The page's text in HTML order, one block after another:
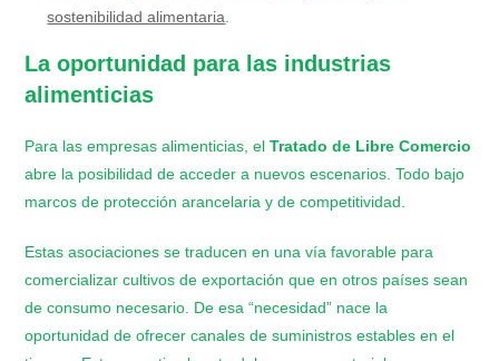
sostenibilidad alimentaria.
La oportunidad para las industrias
alimenticias
Para las empresas alimenticias, elTratado de Libre Comercio
abre la posibilidad de acceder a nuevos escenarios. Todo bajo
marcos de protección arancelaria y de competitividad.
Estas asociaciones se traducen en una vía favorable para
comercializar cultivos de exportación que en otros países sean
de consumo necesario. De esa “necesidad” nace la
oportunidad de ofrecer canales de suministros estables en el